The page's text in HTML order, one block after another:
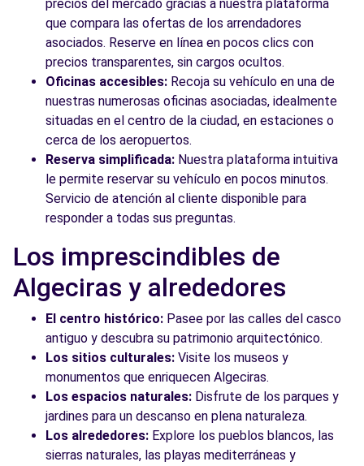
precios del mercado gracias a nuestra plataforma
que compara las ofertas de los arrendadores
asociados. Reserve en línea en pocos clics con
precios transparentes, sin cargos ocultos.
Oficinas accesibles: Recoja su vehículo en una de
nuestras numerosas oficinas asociadas, idealmente
situadas en el centro de la ciudad, en estaciones o
cerca de los aeropuertos.
Reserva simplificada: Nuestra plataforma intuitiva
le permite reservar su vehículo en pocos minutos.
Servicio de atención al cliente disponible para
responder a todas sus preguntas.
Los imprescindibles de
Algeciras y alrededores
El centro histórico: Pasee por las calles del casco
antiguo y descubra su patrimonio arquitectónico.
Los sitios culturales: Visite los museos y
monumentos que enriquecen Algeciras.
Los espacios naturales: Disfrute de los parques y
jardines para un descanso en plena naturaleza.
Los alrededores: Explore los pueblos blancos, las
sierras naturales, las playas mediterráneas y